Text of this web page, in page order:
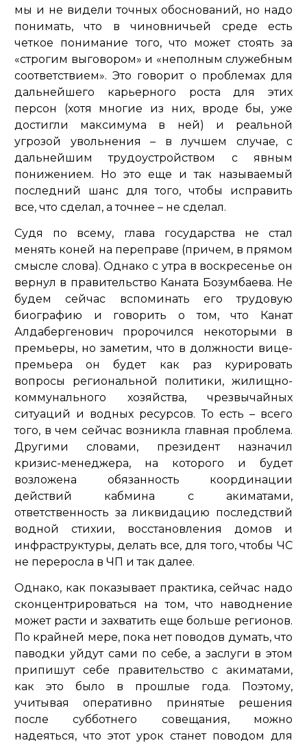
мы и не видели точных обоснований, но надо
понимать, что в чиновничьей среде есть
четкое понимание того, что может стоять за
«строгим выговором» и «неполным служебным
соответствием». Это говорит о проблемах для
дальнейшего карьерного роста для этих
персон (хотя многие из них, вроде бы, уже
достигли максимума в ней) и реальной
угрозой увольнения – в лучшем случае, с
дальнейшим трудоустройством с явным
понижением. Но это еще и так называемый
последний шанс для того, чтобы исправить
все, что сделал, а точнее – не сделал.
Судя по всему, глава государства не стал
менять коней на переправе (причем, в прямом
смысле слова). Однако с утра в воскресенье он
вернул в правительство Каната Бозумбаева. Не
будем сейчас вспоминать его трудовую
биографию и говорить о том, что Канат
Алдабергенович пророчился некоторыми в
премьеры, но заметим, что в должности вице-
премьера он будет как раз курировать
вопросы региональной политики, жилищно-
коммунального хозяйства, чрезвычайных
ситуаций и водных ресурсов. То есть – всего
того, в чем сейчас возникла главная проблема.
Другими словами, президент назначил
кризис-менеджера, на которого и будет
возложена обязанность координации
действий кабмина с акиматами,
ответственность за ликвидацию последствий
водной стихии, восстановления домов и
инфраструктуры, делать все, для того, чтобы ЧС
не переросла в ЧП и так далее.
Однако, как показывает практика, сейчас надо
сконцентрироваться на том, что наводнение
может расти и захватить еще больше регионов.
По крайней мере, пока нет поводов думать, что
паводки уйдут сами по себе, а заслуги в этом
припишут себе правительство с акиматами,
как это было в прошлые года. Поэтому,
учитывая оперативно принятые решения
после субботнего совещания, можно
надеяться, что этот урок станет поводом для